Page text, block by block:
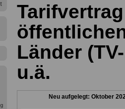
Länder
u.ä.
Neu aufgelegt: Oktober